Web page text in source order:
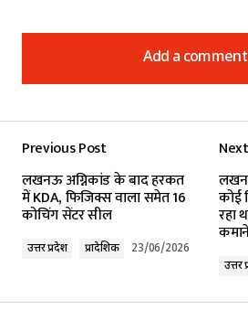
Add a comment
Add a comment
Required fields are marked*
Previous Post
लखनऊ अग्निकांड के बाद हरकत
में KDA, फिजिक्स वाला समेत 16
कोचिंग सेंटर सील
उत्तर प्रदेश प्रादेशिक 23/06/2026
कोई
रहा
उत्तर